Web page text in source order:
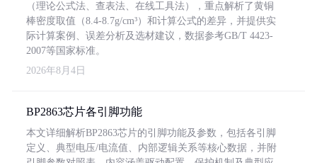
（理论公式法、查表法、在线工具法），重点解析了黄铜
棒密度取值（8.4-8.7g/cm³）和计算公式的差异，并提供实
际计算案例、误差分析及选材建议，数据参考GB/T 4423-
2007等国家标准。
2026年8月4日
BP2863芯片各引脚功能
本文详细解析BP2863芯片的引脚功能及参数，包括各引脚
定义、典型电压/电流值、内部逻辑关系等核心数据，并附